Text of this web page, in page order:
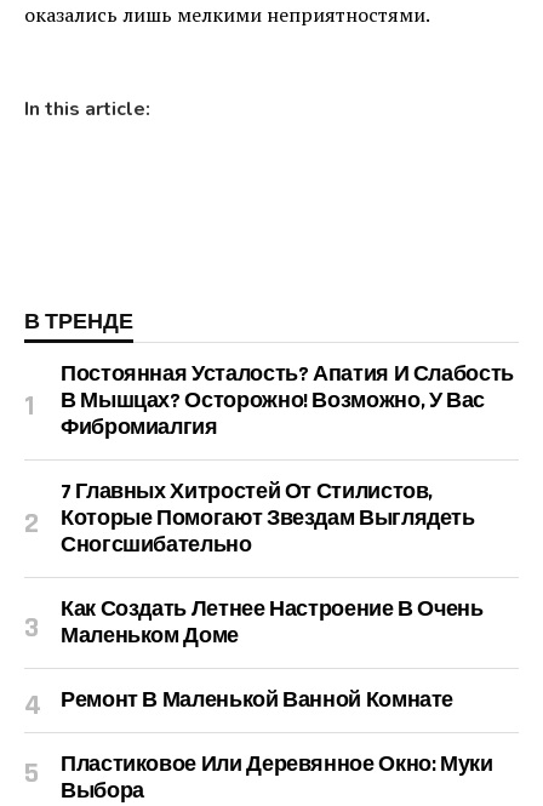
оказались лишь мелкими неприятностями.
In this article:
В ТРЕНДЕ
Постоянная Усталость? Апатия И Слабость
В Мышцах? Осторожно! Возможно, У Вас
Фибромиалгия
7 Главных Хитростей От Стилистов,
Которые Помогают Звездам Выглядеть
Сногсшибательно
Как Создать Летнее Настроение В Очень
Маленьком Доме
Ремонт В Маленькой Ванной Комнате
Пластиковое Или Деревянное Окно: Муки
Выбора